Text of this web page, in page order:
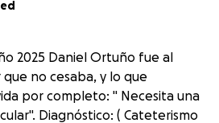
2025 Daniel Ortuño fue al
no cesaba, y lo que
por completo: " Necesita una
Diagnóstico: ( Cateterismo